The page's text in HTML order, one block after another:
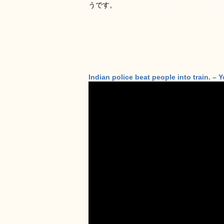
うです。
Indian police beat people into train. –